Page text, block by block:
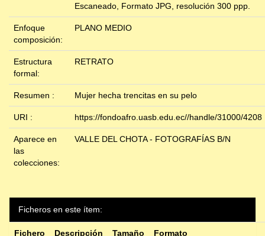
Escaneado, Formato JPG, resolución 300 ppp.
Enfoque
composición:
PLANO MEDIO
Estructura
formal:
RETRATO
Resumen : Mujer hecha trencitas en su pelo
URI : https://fondoafro.uasb.edu.ec//handle/31000/4208
Aparece en
las
colecciones:
VALLE DEL CHOTA - FOTOGRAFÍAS B/N
Ficheros en este ítem:
Fichero Descripción Tamaño Formato